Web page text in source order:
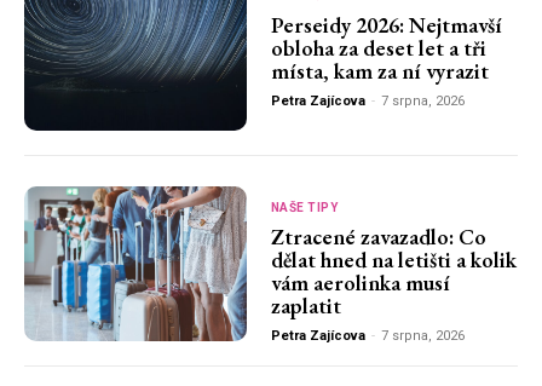
Perseidy 2026: Nejtmavší
obloha za deset let a tři
místa, kam za ní vyrazit
Petra Zajícova - 7 srpna, 2026
NAŠE TIPY
Ztracené zavazadlo: Co
dělat hned na letišti a kolik
vám aerolinka musí
zaplatit
Petra Zajícova - 7 srpna, 2026